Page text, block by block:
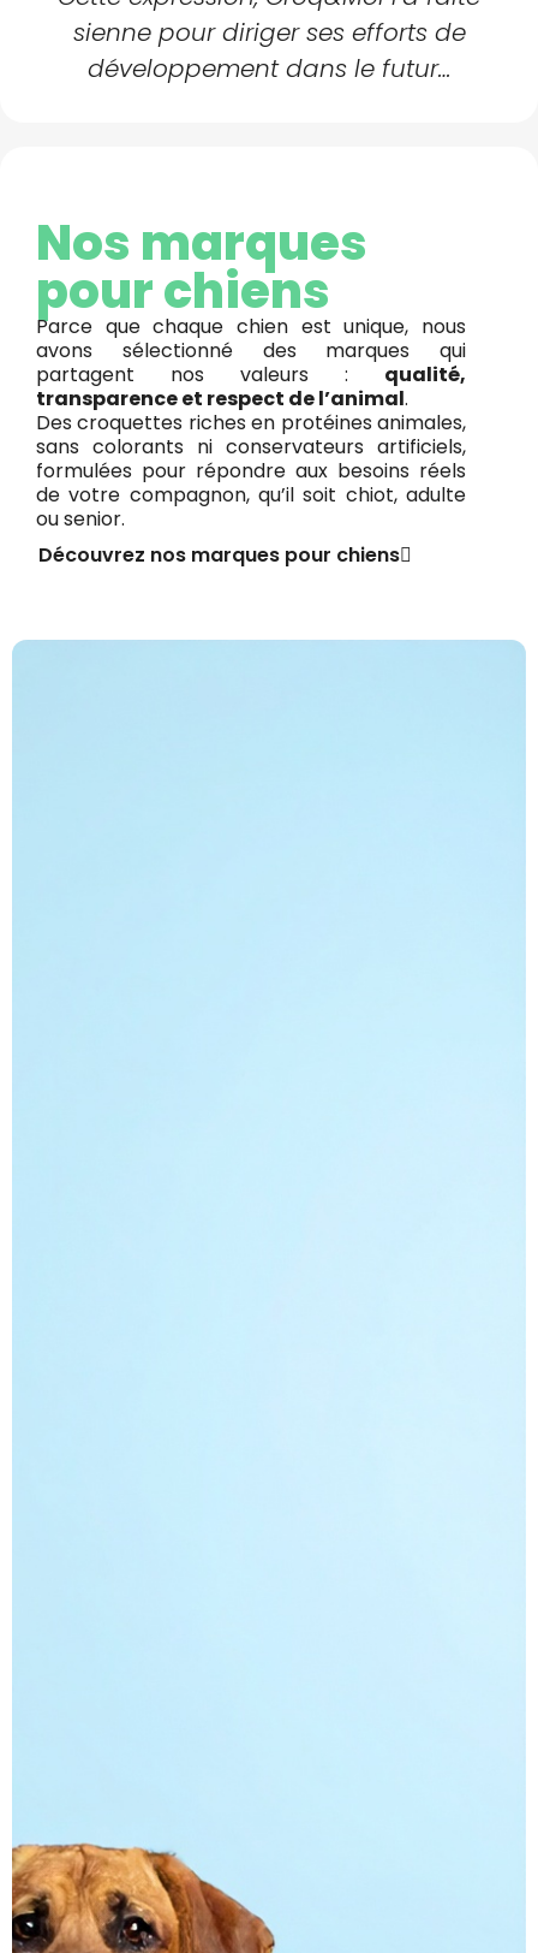
sienne pour diriger ses efforts de
développement dans le futur…
Nos marques
pour chiens
Parce que chaque chien est unique, nous
avons sélectionné des marques qui
partagent nos valeurs : qualité,
transparence et respect de l’animal.
Des croquettes riches en protéines animales,
sans colorants ni conservateurs artificiels,
formulées pour répondre aux besoins réels
de votre compagnon, qu’il soit chiot, adulte
ou senior.
Découvrez nos marques pour chiens